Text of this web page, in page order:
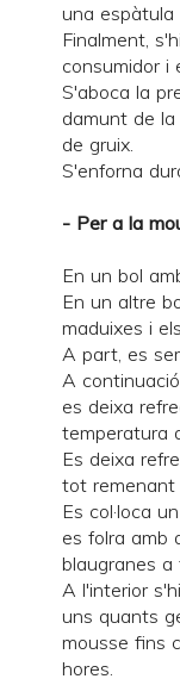
una
Finalment,
consumidor i
S'aboca la
damunt de
de gruix.
S'enforna
- Per a la
En un bol
En un altre
maduixes i
A part, es
A
es deixa
temperatura
Es deixa
tot remenant
Es col·loca
es folra amb
blaugranes
A l'interior
uns quants
mousse fins
hores.